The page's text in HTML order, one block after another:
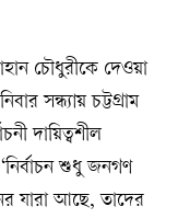
চৌধুরীকে দেওয়া
সন্ধ্যায় চট্টগ্রাম
দায়িত্বশীল
শুধু জনগণ
যারা আছে, তাদের